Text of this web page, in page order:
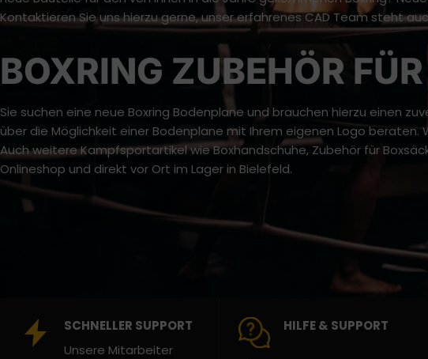
Kontaktieren Sie uns hierzu gerne, unser erfahrenes CAD Team steht
BOXRING ZUBEHÖR
Sie suchen eine neue Boxring Bodenplane und brauchen hierzu einen
über die Möglichkeit einer Bodenplane mit Ihrem eigenen Logo
Auch weitere Kampfsportartikel wie Boxhandschuhe, Zubehör für
Onlineshop und direkt vor Ort im Lager in Bielefeld.
SCHNELLER SUPPORT
Unsere Mitarbeiter
HILFE & SUPPORT